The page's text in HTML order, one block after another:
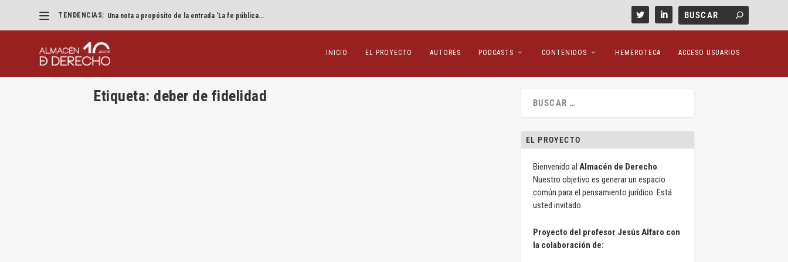
TENDENCIAS: Una nota a propósito de la entrada ‘La fe pública...
INICIO EL PROYECTO AUTORES PODCASTS CONTENIDOS HEMEROTECA ACCESO USUARIOS
Etiqueta: deber de fidelidad
EL PROYECTO
Bienvenido al Almacén de Derecho.
Nuestro objetivo es generar un espacio
común para el pensamiento jurídico. Está
usted invitado.
Proyecto del profesor Jesús Alfaro con
la colaboración de: